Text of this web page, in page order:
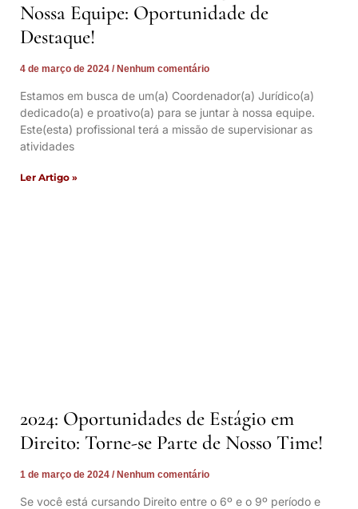
Nossa Equipe: Oportunidade de
Destaque!
4 de março de 2024 Nenhum comentário
Estamos em busca de um(a) Coordenador(a) Jurídico(a)
dedicado(a) e proativo(a) para se juntar à nossa equipe.
Este(esta) profissional terá a missão de supervisionar as
atividades
Ler Artigo »
2024: Oportunidades de Estágio em
Direito: Torne-se Parte de Nosso Time!
1 de março de 2024 Nenhum comentário
Se você está cursando Direito entre o 6º e o 9º período e